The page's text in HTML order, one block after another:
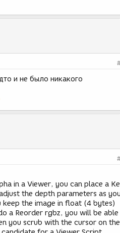
и не было никакого
in a Viewer, you can place a
the depth parameters as
the image in float (4 bytes)
a Reorder rgbz, you will be able
you scrub with the cursor on the